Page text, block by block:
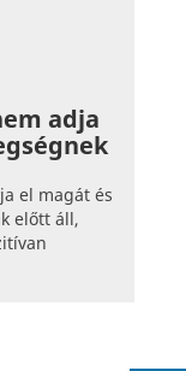
adja
el magát és
előtt áll,